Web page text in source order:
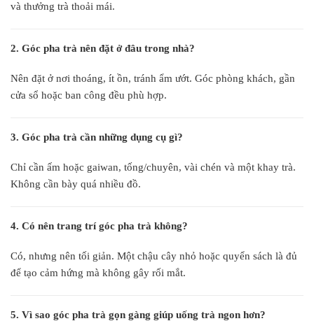
và thưởng trà thoải mái.
2. Góc pha trà nên đặt ở đâu trong nhà?
Nên đặt ở nơi thoáng, ít ồn, tránh ẩm ướt. Góc phòng khách, gần
cửa sổ hoặc ban công đều phù hợp.
3. Góc pha trà cần những dụng cụ gì?
Chỉ cần ấm hoặc gaiwan, tống/chuyên, vài chén và một khay trà.
Không cần bày quá nhiều đồ.
4. Có nên trang trí góc pha trà không?
Có, nhưng nên tối giản. Một chậu cây nhỏ hoặc quyển sách là đủ
để tạo cảm hứng mà không gây rối mắt.
5. Vì sao góc pha trà gọn gàng giúp uống trà ngon hơn?